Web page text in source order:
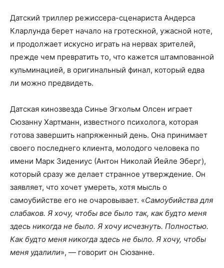
Датский триллер режиссера-сценариста Андерса
Кларлунда берет начало на гротескной, ужасной ноте,
и продолжает искусно играть на нервах зрителей,
прежде чем превратить то, что кажется штампованной
кульминацией, в оригинальный финал, который едва
ли можно предвидеть.
Датская кинозвезда Синье Эгхольм Олсен играет
Сюзанну Хартманн, известного психолога, которая
готова завершить напряженный день. Она принимает
своего последнего клиента, молодого человека по
имени Марк Зидениус (Антон Николай Йейле Эберг),
который сразу же делает странное утверждение. Он
заявляет, что хочет умереть, хотя мысль о
самоубийстве его не очаровывает. «Самоубийства для
слабаков. Я хочу, чтобы все было так, как будто меня
здесь никогда не было. Я хочу исчезнуть. Полностью.
Как будто меня никогда здесь не было. Я хочу, чтобы
меня удалили», — говорит он Сюзанне.